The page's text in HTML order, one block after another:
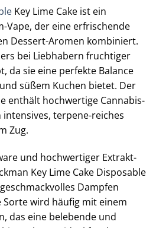
Key Lime Cake ist ein
Vape, der eine erfrischende
Dessert-Aromen kombiniert.
bei Liebhabern fruchtiger
da sie eine perfekte Balance
süßem Kuchen bietet. Der
enthält hochwertige Cannabis-
terpene-reiches
Zug.
und hochwertiger Extrakt-
Key Lime Cake Disposable
Dampfen
wird häufig mit einem
das eine belebende und